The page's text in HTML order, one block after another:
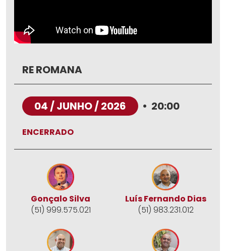
RE ROMANA
04 / JUNHO / 2026 • 20:00
ENCERRADO
Gonçalo Silva
(51) 999.575.021
Luís Fernando Dias
(51) 983.231.012